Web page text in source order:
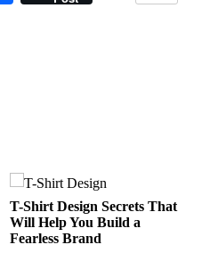
T-Shirt Design Secrets That
Will Help You Build a
Fearless Brand